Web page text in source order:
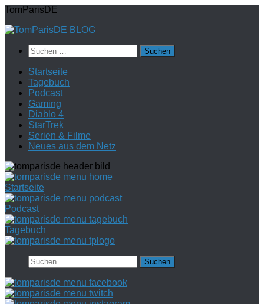
Zum
springen
TomParisDE
Suchen
nach:
Startseite
Tagebuch
Podcast
Gaming
Diablo 4
StarTrek
Serien & Filme
Neues aus dem Netz
Startseite
Podcast
Tagebuch
Suchen
nach: